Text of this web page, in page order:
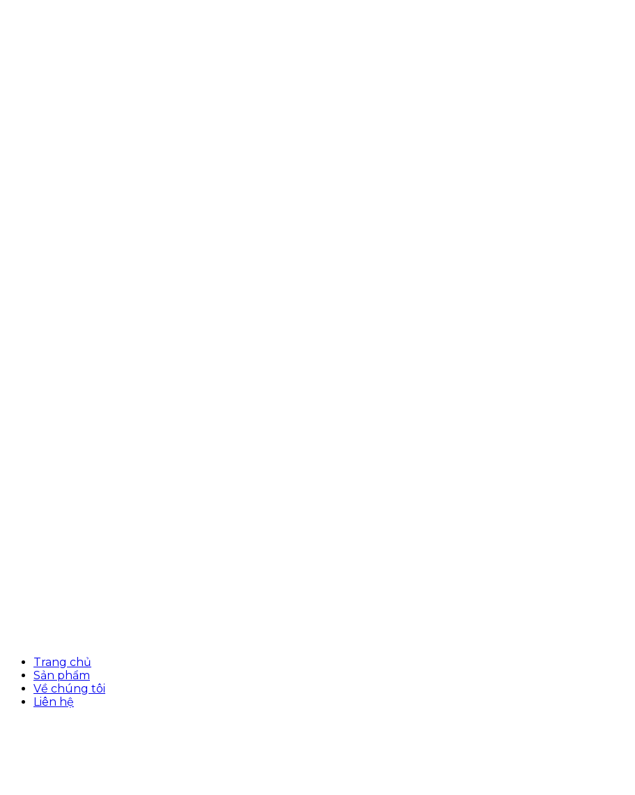
Trang chủ
Sản phẩm
Về chúng tôi
Liên hệ